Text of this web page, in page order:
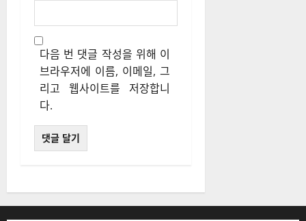
다음 번 댓글 작성을 위해 이
브라우저에 이름, 이메일, 그
리고 웹사이트를 저장합니
다.